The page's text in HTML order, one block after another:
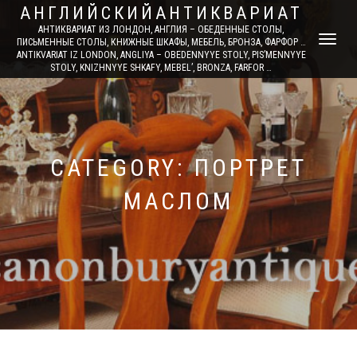
АНГЛИЙСКИЙАНТИКВАРИАТ
АНТИКВАРИАТ ИЗ ЛОНДОН, АНГЛИЯ – ОБЕДЕННЫЕ СТОЛЫ,
ПИСЬМЕННЫЕ СТОЛЫ, КНИЖНЫЕ ШКАФЫ, МЕБЕЛЬ, БРОНЗА, ФАРФОР …
ANTIKVARIAT IZ LONDON, ANGLIYA – OBEDENNYYE STOLY, PIS’MENNYYE
STOLY, KNIZHNYYE SHKAFY, MEBEL’, BRONZA, FARFOR …
TOGGLE
CATEGORY: ПОРТРЕТ
МАСЛОМ